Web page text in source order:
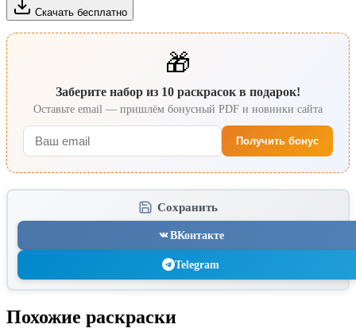
Скачать бесплатно
🎁
Заберите набор из 10 раскрасок в подарок!
Оставьте email — пришлём бонусный PDF и новинки сайта
Получить бонус
Сохранить
ВКонтакте
Telegram
Похожие раскраски